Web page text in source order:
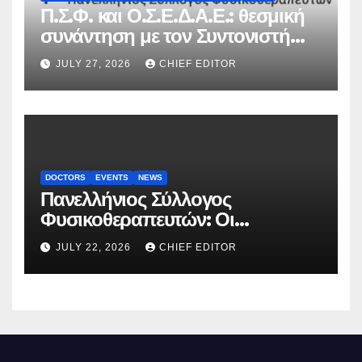
Π.Σ.Φ. και Ο.Σ.Ε.Δ.Α.Ε.: θεσμική
συνάντηση με τον Συντονιστή
του Γραφείου του
Πρωθυπουργού
JULY 27, 2026 CHIEF EDITOR
DOCTORS EVENTS NEWS
Πανελλήνιος Σύλλογος
Φυσικοθεραπευτών: Οι
προτάσεις προς τον ΕΟΠΥΥ για
τον περιορισμό του clawback
JULY 22, 2026 CHIEF EDITOR